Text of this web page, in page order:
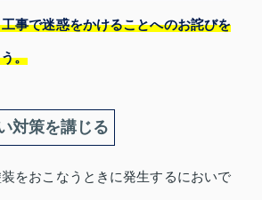
事で迷惑をかけることへのお詫びを
。
対策を講じる
をおこなうときに発生するにおいで